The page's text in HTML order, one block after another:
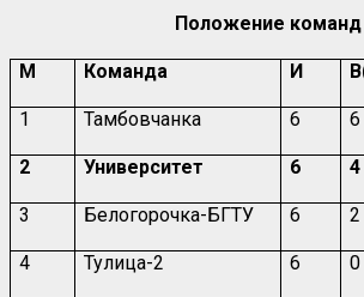
Положение команд
М Команда И
1 Тамбовчанка 6 6
2 Университет 6 4
3 Белогорочка-БГТУ 6 2
4 Тулица-2 6 0